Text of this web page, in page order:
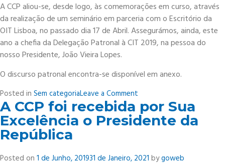
A CCP aliou-se, desde logo, às comemorações em curso, através
da realização de um seminário em parceria com o Escritório da
OIT Lisboa, no passado dia 17 de Abril. Assegurámos, ainda, este
ano a chefia da Delegação Patronal à CIT 2019, na pessoa do
nosso Presidente, João Vieira Lopes.
O discurso patronal encontra-se disponível em anexo.
Posted in Sem categoriaLeave a Comment
CCP
chefia
a
à
A CCP foi recebida por Sua
Excelência o Presidente da
República
Posted on 1 de Junho, 201931 de Janeiro, 2021 bygoweb